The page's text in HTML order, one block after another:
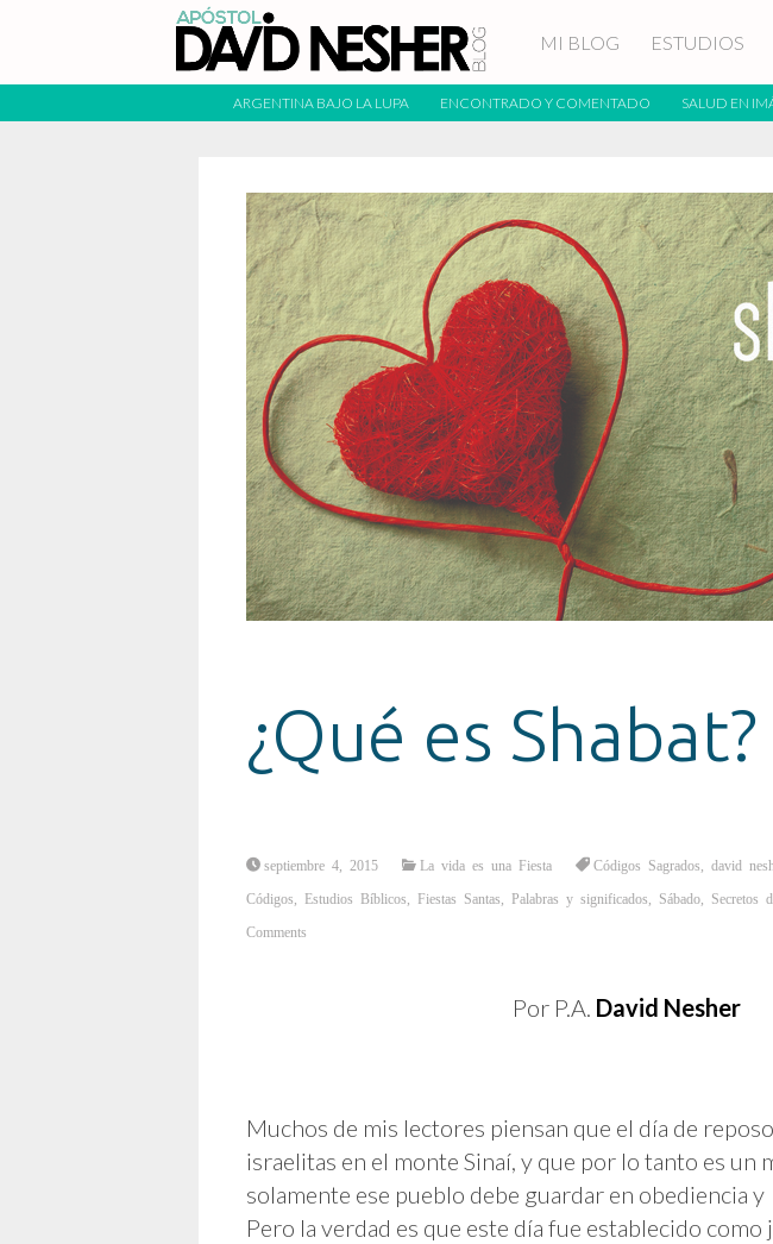
MI BLOG ESTUDIOS
ARGENTINA BAJO LA LUPA ENCONTRADO Y COMENTADO SALUD EN
¿Qué es Shabat?
septiembre 4, 2015 La vida es una Fiesta Códigos Sagrados david
Códigos Estudios Bíblicos Fiestas Santas Palabras y significados Sábado Secretos
Comments
Por P.A. David Nesher
Muchos de mis lectores piensan que el día de
israelitas en el monte Sinaí, y que por lo tanto es un
solamente ese pueblo debe guardar en obediencia
Pero la verdad es que este día fue establecido como